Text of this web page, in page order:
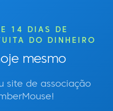
14 DIAS DE
DO DINHEIRO
mesmo
site de associação